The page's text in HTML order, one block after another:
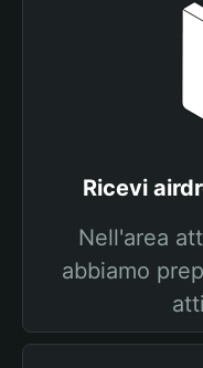
Ricevi
Nell'area
abbiamo